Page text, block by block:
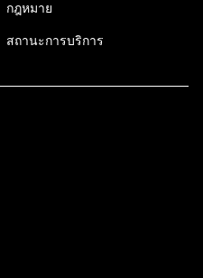
กฎหมาย
สถานะการบริการ